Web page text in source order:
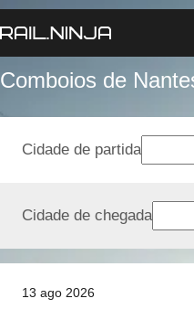
Comboios de
13 ago 2026
Cidade de partida
Cidade de chegada